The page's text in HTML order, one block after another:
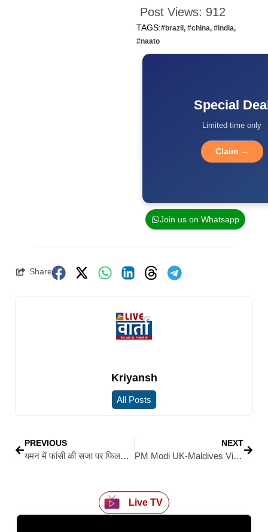
Post Views: 912
TAGS:#brazil , #china, #india,
#naato
Special
Limited time only
Claim →
Join us on Whatsapp
Share
Kriyansh
All Posts
PREVIOUS
यमन में फांसी की सजा पर फिलहाल रोक, केरल की नर्स निमिषा प्रिया को मिली राहत
NEXT
PM Modi UK-Maldives Visit: प्रधानमंत्री मोदी आज से चार दिवसीय ब्रिटेन और मालदीव यात्रा पर, क्यों अहम है यह दौरा?
Live TV